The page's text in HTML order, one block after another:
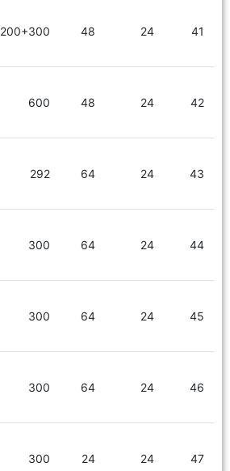
41
24
48
200+300
42
24
48
600
43
24
64
292
44
24
64
300
45
24
64
300
46
24
64
300
47
24
24
300